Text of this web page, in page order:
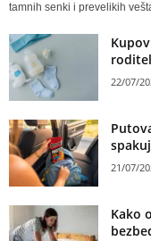
tamnih senki i prevelikih
22/07/
21/07/
Kako